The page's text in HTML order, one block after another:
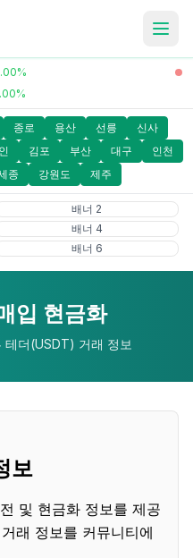
종로 용산 선릉
신사
김포 부산 대구
인천
종 강원도 제주
배너 2
배너 4
배너 6
입 현금화
테더(USDT) 거래 정보
보
및 현금화 정보를 제공
래 정보를 커뮤니티에